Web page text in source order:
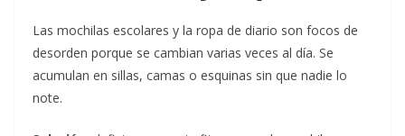
Las mochilas escolares y la ropa de diario son focos de
desorden porque se cambian varias veces al día. Se
acumulan en sillas, camas o esquinas sin que nadie lo
note.